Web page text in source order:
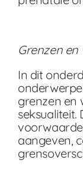
Grenzen en
In dit
grenzen en
seksualiteit.
aangeven,